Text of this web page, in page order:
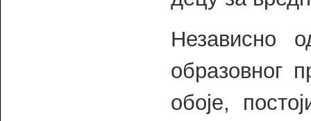
Независно
образовног
обоје,